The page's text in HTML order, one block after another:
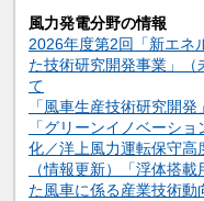
風力発電分野の情報
2026年度第2回「新エネ
た技術研究開発事業」
て
「風車生産技術研究開
「グリーンイノベーシ
化／洋上風力運転保守高
（情報更新）「浮体搭
た風車に係る産業技術